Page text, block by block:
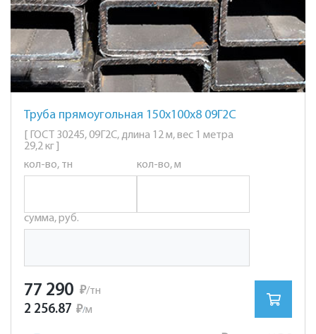
Труба прямоугольная 150х100х8 09Г2С
[ ГОСТ 30245, 09Г2С, длина 12 м, вес 1 метра
29,2 кг ]
кол-во, тн
кол-во, м
сумма, руб.
77 290 ₽/тн
2 256.87 ₽/м